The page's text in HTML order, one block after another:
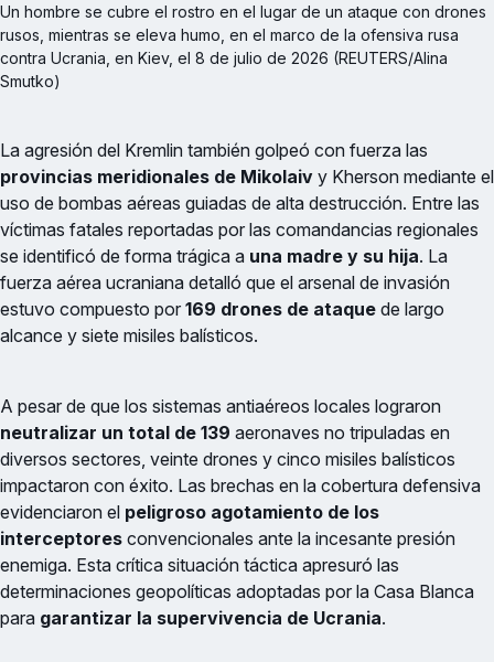
Un hombre se cubre el rostro en el lugar de un ataque con drones
rusos, mientras se eleva humo, en el marco de la ofensiva rusa
contra Ucrania, en Kiev, el 8 de julio de 2026 (REUTERS/Alina
Smutko)
La agresión del Kremlin también golpeó con fuerza las
provincias meridionales de Mikolaiv y Kherson mediante el
uso de bombas aéreas guiadas de alta destrucción. Entre las
víctimas fatales reportadas por las comandancias regionales
se identificó de forma trágica a una madre y su hija. La
fuerza aérea ucraniana detalló que el arsenal de invasión
estuvo compuesto por 169 drones de ataque de largo
alcance y siete misiles balísticos.
A pesar de que los sistemas antiaéreos locales lograron
neutralizar un total de 139 aeronaves no tripuladas en
diversos sectores, veinte drones y cinco misiles balísticos
impactaron con éxito. Las brechas en la cobertura defensiva
evidenciaron el peligroso agotamiento de los
interceptores convencionales ante la incesante presión
enemiga. Esta crítica situación táctica apresuró las
determinaciones geopolíticas adoptadas por la Casa Blanca
para garantizar la supervivencia de Ucrania.